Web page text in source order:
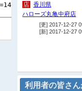
店 香川県
ハローズ丸亀中府店
[更] 2017-12-27
[新] 2017-12-27
利用者の皆さ